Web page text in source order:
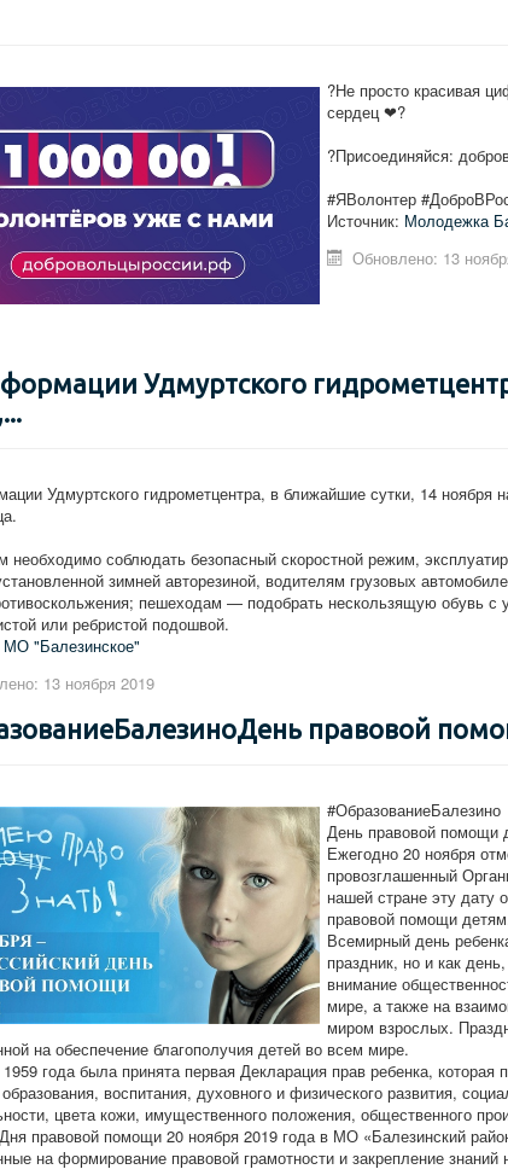
?Не просто красивая
сердец ❤?
?Присоединяйся:
#ЯВолонтер
Источник: Молодежка
Обновлено: 13
Удмуртского
Удмуртского гидрометцентра, в ближайшие сутки, 14 ноября
необходимо соблюдать безопасный скоростной режим,
зимней авторезиной, водителям грузовых
пешеходам — подобрать нескользящую обувь с
или ребристой подошвой.
МО "Балезинское"
13 ноября 2019
правовой
#ОбразованиеБалезино
День правовой помощи
Ежегодно 20 ноября
провозглашенный
нашей стране эту дату
правовой помощи
Всемирный день
праздник, но и как
внимание
мире, а также на
миром взрослых.
на обеспечение благополучия детей во всем мире.
года была принята первая Декларация прав ребенка, которая
воспитания, духовного и физического развития,
цвета кожи, имущественного положения, общественного
правовой помощи 20 ноября 2019 года в МО «Балезинский
на формирование правовой грамотности и закрепление